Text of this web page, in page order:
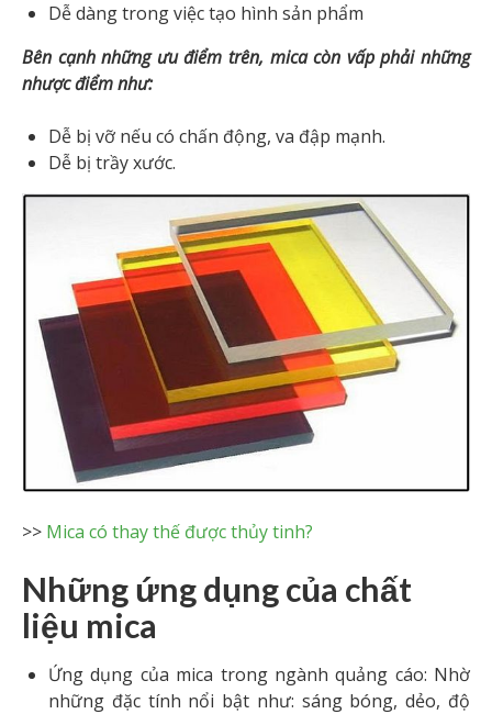
Dễ dàng trong việc tạo hình sản phẩm
Bên cạnh những ưu điểm trên, mica còn vấp phải những
nhược điểm như:
Dễ bị vỡ nếu có chấn động, va đập mạnh.
Dễ bị trầy xước.
>> Mica có thay thế được thủy tinh?
Những ứng dụng của chất
liệu mica
Ứng dụng của mica trong ngành quảng cáo: Nhờ
những đặc tính nổi bật như: sáng bóng, dẻo, độ